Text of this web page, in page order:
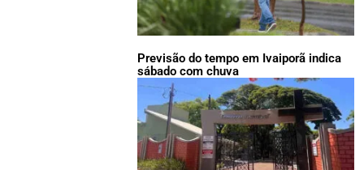
Previsão do tempo em Ivaiporã indica
sábado com chuva